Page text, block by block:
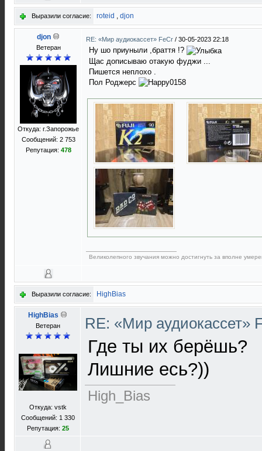
Выразили согласие: roteid , djon
djon
Ветеран
Откуда: г.Запорожье
Сообщений: 2 753
Репутация: 478
RE: «Мир аудиокассет» FeCr / 30-05-2023 22:18
Ну шо приуныли ,браття !?
Щас дописываю отакую фуджи ...
Пишется неплохо .
Пол Роджерс
Великолепного звучания можно достигнуть за вполне
Выразили согласие: HighBias
HighBias
Ветеран
Откуда: vstk
Сообщений: 1 330
Репутация: 25
RE: «Мир аудиокассет»
Где ты их берёшь?
Лишние есь?))
High_Bias